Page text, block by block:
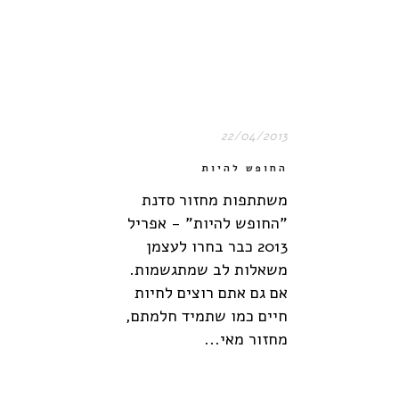
22/04/2013
החופש להיות
משתתפות מחזור סדנת
"החופש להיות" - אפריל
2013 כבר בחרו לעצמן
משאלות לב שמתגשמות.
אם גם אתם רוצים לחיות
חיים כמו שתמיד חלמתם,
מחזור מאי...